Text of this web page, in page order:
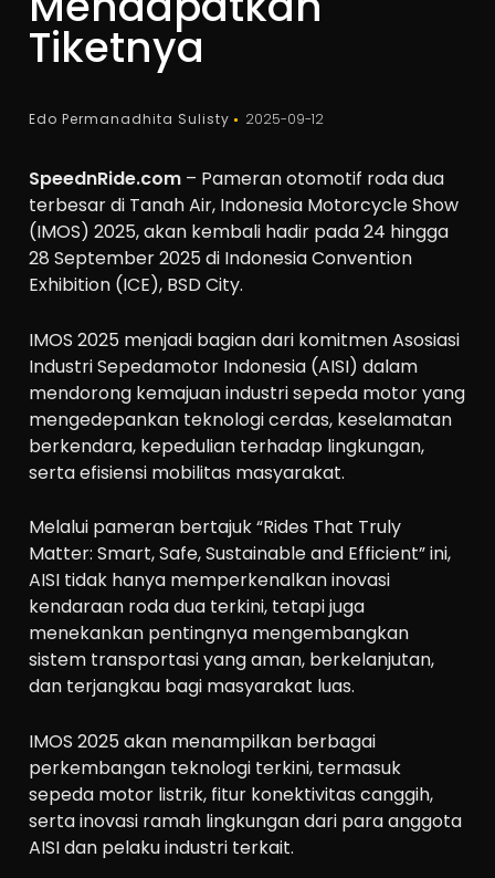
Tiketnya
Edo Permanadhita Sulisty 2025-09-12
SpeednRide.com – Pameran otomotif roda dua
terbesar di Tanah Air, Indonesia Motorcycle Show
(IMOS) 2025, akan kembali hadir pada 24 hingga
28 September 2025 di Indonesia Convention
Exhibition (ICE), BSD City.
IMOS 2025 menjadi bagian dari komitmen Asosiasi
Industri Sepedamotor Indonesia (AISI) dalam
mendorong kemajuan industri sepeda motor yang
mengedepankan teknologi cerdas, keselamatan
berkendara, kepedulian terhadap lingkungan,
serta efisiensi mobilitas masyarakat.
Melalui pameran bertajuk “Rides That Truly
Matter: Smart, Safe, Sustainable and Efficient” ini,
AISI tidak hanya memperkenalkan inovasi
kendaraan roda dua terkini, tetapi juga
menekankan pentingnya mengembangkan
sistem transportasi yang aman, berkelanjutan,
dan terjangkau bagi masyarakat luas.
IMOS 2025 akan menampilkan berbagai
perkembangan teknologi terkini, termasuk
sepeda motor listrik, fitur konektivitas canggih,
serta inovasi ramah lingkungan dari para anggota
AISI dan pelaku industri terkait.